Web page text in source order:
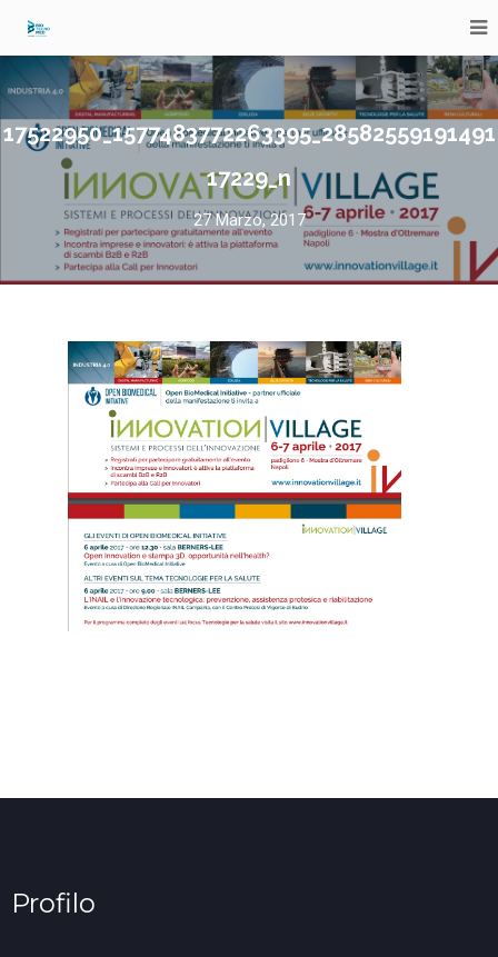
17522950_1577483772263395_28582559191491
17229_n
27 Marzo, 2017
Profilo